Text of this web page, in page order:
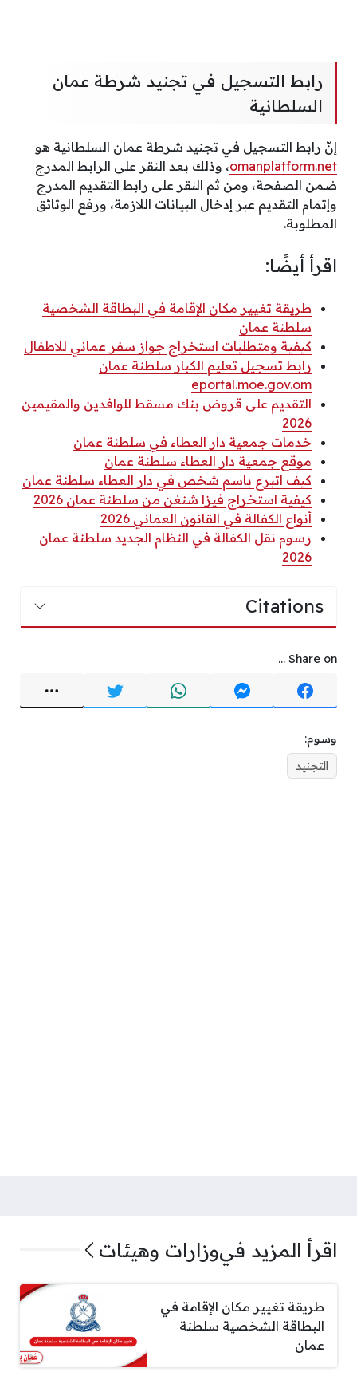
رابط التسجيل في تجنيد شرطة عمان
السلطانية
إنّ رابط التسجيل في تجنيد شرطة عمان السلطانية هو
omanplatform.net، وذلك بعد النقر على الرابط المدرج
ضمن الصفحة، ومن ثم النقر على رابط التقديم المدرج
وإتمام التقديم عبر إدخال البيانات اللازمة، ورفع الوثائق
المطلوبة.
اقرأ أيضًا:
طريقة تغيير مكان الإقامة في البطاقة الشخصية
سلطنة عمان
كيفية ومتطلبات استخراج جواز سفر عماني للاطفال
رابط تسجيل تعليم الكبار سلطنة عمان
eportal.moe.gov.om
التقديم على قروض بنك مسقط للوافدين والمقيمين
2026
خدمات جمعية دار العطاء في سلطنة عمان
موقع جمعية دار العطاء سلطنة عمان
كيف اتبرع باسم شخص في دار العطاء سلطنة عمان
كيفية استخراج فيزا شنغن من سلطنة عمان 2026
أنواع الكفالة في القانون العماني 2026
رسوم نقل الكفالة في النظام الجديد سلطنة عمان
2026
Citations
Share on ...
وسوم:
التجنيد
اقرأ المزيد فيوزارات وهيئات
طريقة تغيير مكان الإقامة في
البطاقة الشخصية سلطنة
عمان